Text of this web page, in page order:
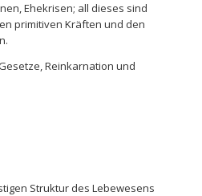
Ehekrisen; all dieses sind
primitiven Kräften und den
Reinkarnation und
Struktur des Lebewesens